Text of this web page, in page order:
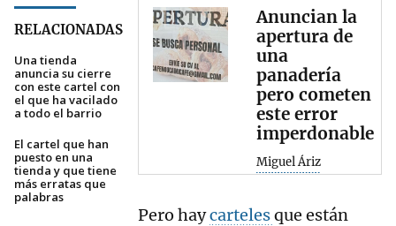
RELACIONADAS
Una tienda
anuncia su cierre
con este cartel con
el que ha vacilado
a todo el barrio
El cartel que han
puesto en una
tienda y que tiene
más erratas que
palabras
Anuncian la
apertura de
una
panadería
pero cometen
este error
imperdonable
Miguel Áriz
Pero haycartelesque están